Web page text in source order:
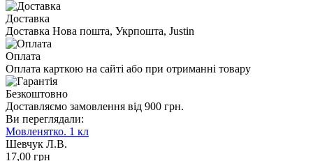
Доставка
Доставка Нова пошта, Укрпошта, Justin
Оплата
Оплата карткою на сайті або при отриманні товару
Безкоштовно
Доставляємо замовлення від 900 грн.
Ви переглядали:
Мовленятко. 1 кл
Шевчук Л.В.
17,00 грн